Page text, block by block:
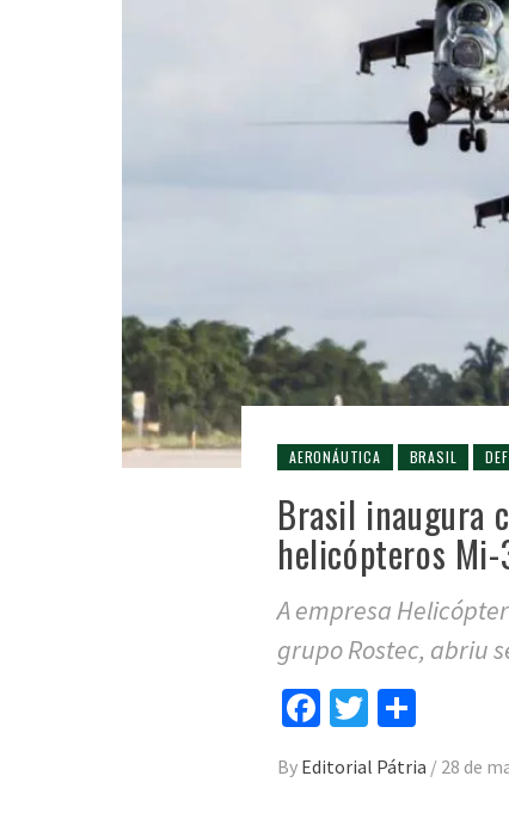
AERONÁUTICA BRASIL
Brasil inaugura
helicópteros Mi-
A empresa
grupo Rostec, abriu
Facebook
Twitter
By Editorial Pátria / 28 de